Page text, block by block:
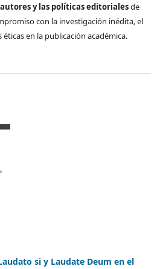
y las políticas editorialesde
con la investigación inédita, el
en la publicación académica.
si y Laudate Deum en el